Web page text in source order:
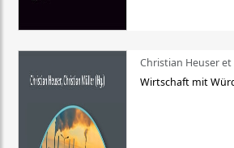
Christian Heuser et
Wirtschaft mit